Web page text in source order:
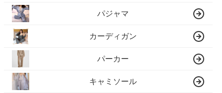
パジャマ
カーディガン
パーカー
キャミソール